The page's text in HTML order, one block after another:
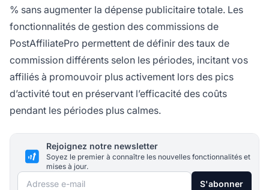
% sans augmenter la dépense publicitaire totale. Les
fonctionnalités de gestion des commissions de
PostAffiliatePro permettent de définir des taux de
commission différents selon les périodes, incitant vos
affiliés à promouvoir plus activement lors des pics
d’activité tout en préservant l’efficacité des coûts
pendant les périodes plus calmes.
Rejoignez notre newsletter
Soyez le premier à connaître les nouvelles fonctionnalités et
mises à jour.
Adresse e-mail S'abonner